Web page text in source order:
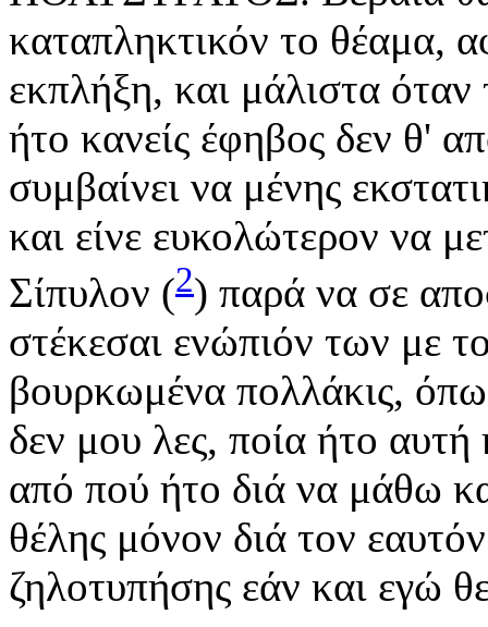
καταπληκτικόν το θέαμα,
εκπλήξη, και μάλιστα όταν
ήτο κανείς έφηβος δεν θ'
συμβαίνει να μένης
και είνε ευκολώτερον να
Σίπυλον (2) παρά να σε
στέκεσαι ενώπιόν των με
βουρκωμένα πολλάκις,
δεν μου λες, ποία ήτο
από πού ήτο διά να μάθω
θέλης μόνον διά τον
ζηλοτυπήσης εάν και εγώ